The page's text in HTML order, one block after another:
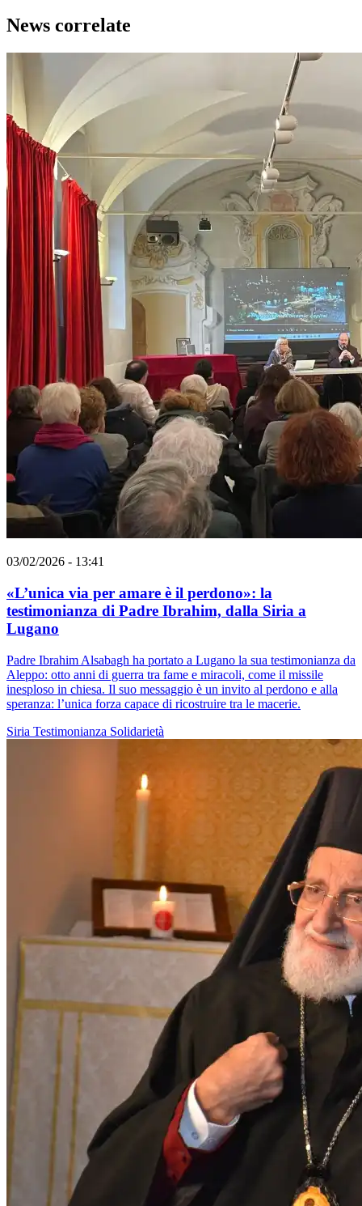
News correlate
03/02/2026 - 13:41
«L’unica via per amare è il perdono»: la
testimonianza di Padre Ibrahim, dalla Siria a
Lugano
Padre Ibrahim Alsabagh ha portato a Lugano la sua testimonianza da
Aleppo: otto anni di guerra tra fame e miracoli, come il missile
inesploso in chiesa. Il suo messaggio è un invito al perdono e alla
speranza: l’unica forza capace di ricostruire tra le macerie.
Siria Testimonianza Solidarietà